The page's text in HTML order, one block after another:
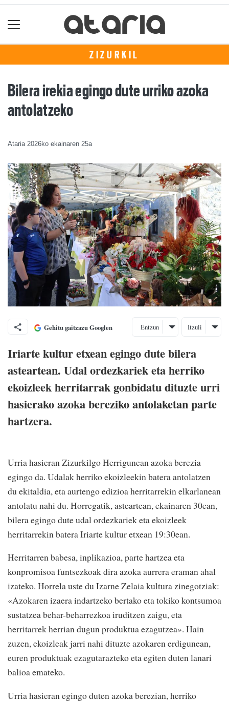
ZIZURKIL
Bilera irekia egingo dute urriko azoka
antolatzeko
Ataria 2026ko ekainaren 25a
Gehitu gaitzazu Googlen Entzun Itzuli
Iriarte kultur etxean egingo dute bilera
asteartean. Udal ordezkariek eta herriko
ekoizleek herritarrak gonbidatu dituzte urri
hasierako azoka bereziko antolaketan parte
hartzera.
Urria hasieran Zizurkilgo Herrigunean azoka berezia
egingo da. Udalak herriko ekoizleekin batera antolatzen
du ekitaldia, eta aurtengo edizioa herritarrekin elkarlanean
antolatu nahi du. Horregatik, asteartean, ekainaren 30ean,
bilera egingo dute udal ordezkariek eta ekoizleek
herritarrekin batera Iriarte kultur etxean 19:30ean.
Herritarren babesa, inplikazioa, parte hartzea eta
konpromisoa funtsezkoak dira azoka aurrera eraman ahal
izateko. Horrela uste du Izarne Zelaia kultura zinegotziak:
«Azokaren izaera indartzeko bertako eta tokiko kontsumoa
sustatzea behar-beharrezkoa iruditzen zaigu, eta
herritarrek herrian dugun produktua ezagutzea». Hain
zuzen, ekoizleak jarri nahi dituzte azokaren erdigunean,
euren produktuak ezagutarazteko eta egiten duten lanari
balioa emateko.
Urria hasieran egingo duten azoka berezian, herriko